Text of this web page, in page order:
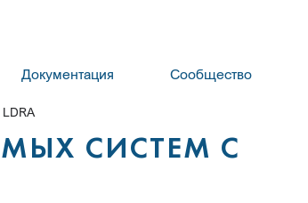
Документация Сообщество
СИСТЕМ С